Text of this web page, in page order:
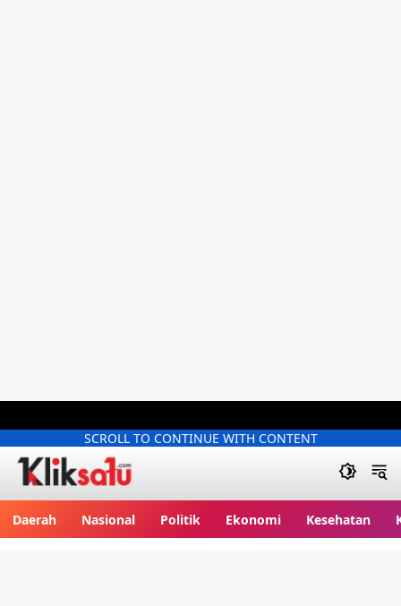
SCROLL TO CONTINUE WITH CONTENT
Daerah Nasional Politik Ekonomi Kesehatan